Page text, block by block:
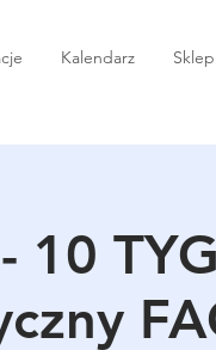
Kalendarz Sklep
10